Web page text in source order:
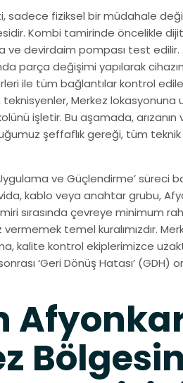
sadece fiziksel bir müdahale
Kombi tamirinde öncelikle
ve devirdaim pompası test
parça değişimi yapılarak
ile tüm bağlantılar kontrol
Merkez lokasyonuna
işletir. Bu aşamada,
şeffaflık gereği, tüm
ve Güçlendirme’ süreci
vida, kablo veya anahtar grubu,
sırasında çevreye minimum
temel kuralımızdır.
kalite kontrol ekiplerimizce
‘Geri Dönüş Hatası’ (GDH)